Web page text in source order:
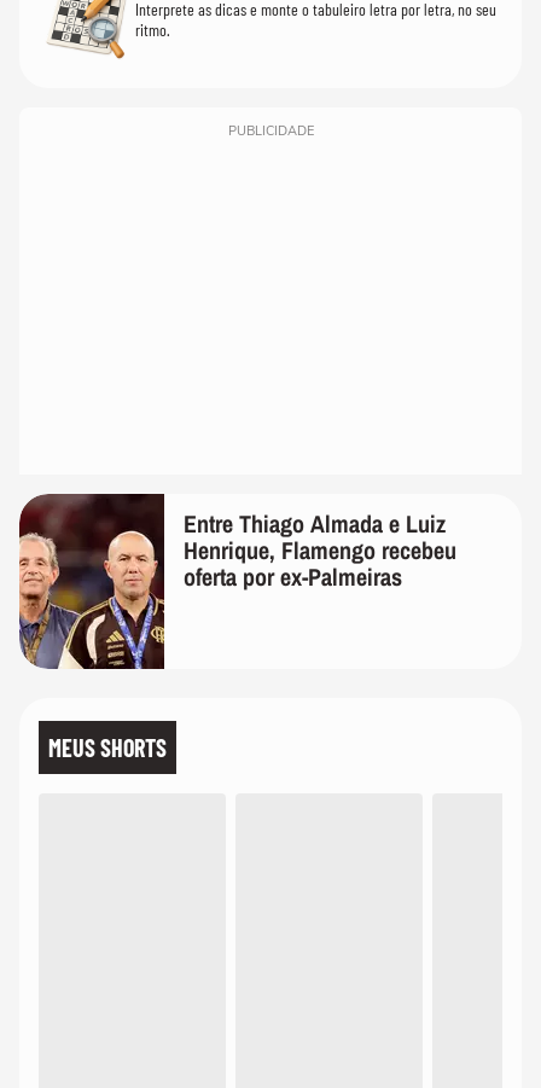
Interprete as dicas e monte o tabuleiro letra por letra, no seu
ritmo.
PUBLICIDADE
Entre Thiago Almada e Luiz
Henrique, Flamengo recebeu
oferta por ex-Palmeiras
MEUS SHORTS